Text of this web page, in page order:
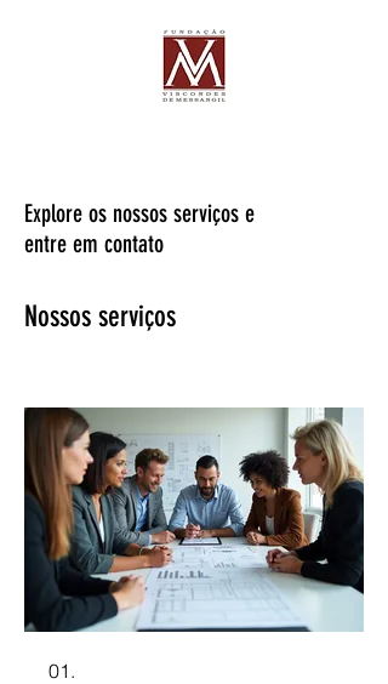
Explore os nossos serviços e
entre em contato
Nossos serviços
01.